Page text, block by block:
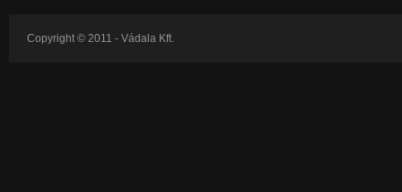
Copyright © 2011 - Vádala Kft.